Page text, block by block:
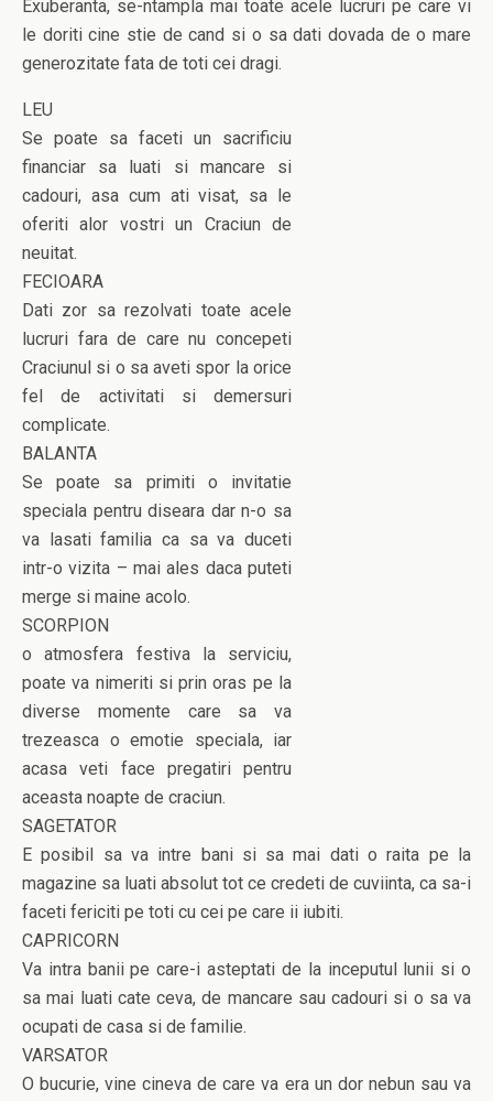
Exuberanta, se-ntampla mai toate acele lucruri pe care vi
le doriti cine stie de cand si o sa dati dovada de o mare
generozitate fata de toti cei dragi.
LEU
Se poate sa faceti un sacrificiu
financiar sa luati si mancare si
cadouri, asa cum ati visat, sa le
oferiti alor vostri un Craciun de
neuitat.
FECIOARA
Dati zor sa rezolvati toate acele
lucruri fara de care nu concepeti
Craciunul si o sa aveti spor la orice
fel de activitati si demersuri
complicate.
BALANTA
Se poate sa primiti o invitatie
speciala pentru diseara dar n-o sa
va lasati familia ca sa va duceti
intr-o vizita – mai ales daca puteti
merge si maine acolo.
SCORPION
o atmosfera festiva la serviciu,
poate va nimeriti si prin oras pe la
diverse momente care sa va
trezeasca o emotie speciala, iar
acasa veti face pregatiri pentru
aceasta noapte de craciun.
SAGETATOR
E posibil sa va intre bani si sa mai dati o raita pe la
magazine sa luati absolut tot ce credeti de cuviinta, ca sa-i
faceti fericiti pe toti cu cei pe care ii iubiti.
CAPRICORN
Va intra banii pe care-i asteptati de la inceputul lunii si o
sa mai luati cate ceva, de mancare sau cadouri si o sa va
ocupati de casa si de familie.
VARSATOR
O bucurie, vine cineva de care va era un dor nebun sau va